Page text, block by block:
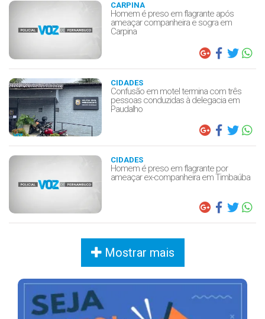
CARPINA
Homem é preso em flagrante após
ameaçar companheira e sogra em
Carpina
CIDADES
Confusão em motel termina com três
pessoas conduzidas à delegacia em
Paudalho
CIDADES
Homem é preso em flagrante por
ameaçar ex-companheira em Timbaúba
Mostrar mais